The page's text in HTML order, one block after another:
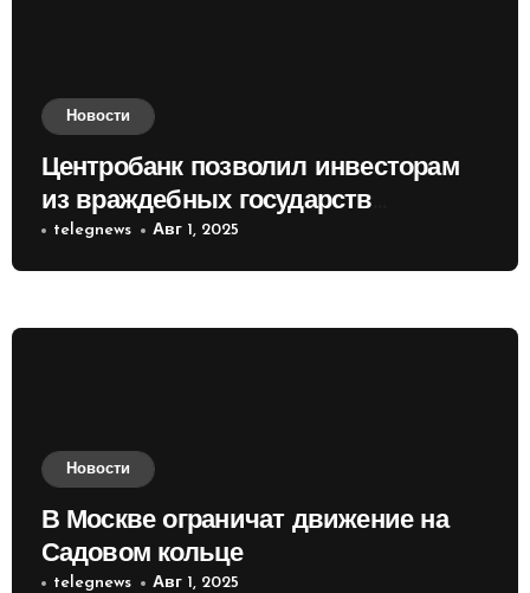
Новости
Центробанк позволил инвесторам
из враждебных государств
приобретать валюту
telegnews Авг 1, 2025
Новости
В Москве ограничат движение на
Садовом кольце
telegnews Авг 1, 2025